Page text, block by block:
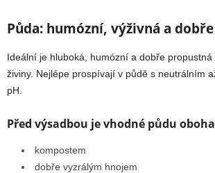
Půda: humózní, výživná a
Ideální je hluboká, humózní a dobře
živiny. Nejlépe prospívají v půdě s neutrálním
pH.
Před výsadbou je vhodné půdu
kompostem
dobře vyzrálým hnojem